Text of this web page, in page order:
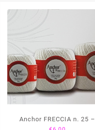
Anchor FRECCIA n. 25 –